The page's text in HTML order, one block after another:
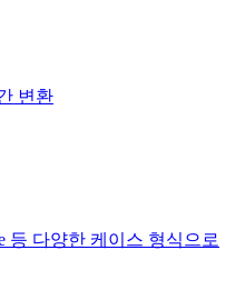
변환
등 다양한 케이스 형식으로